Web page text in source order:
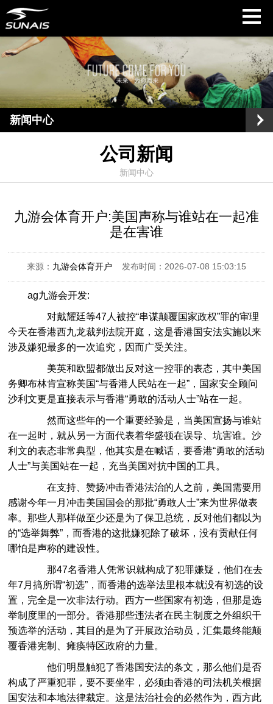
新闻中心
公司新闻
新闻中心
九游会体育开户:美国声称与谁站在一起准
是在害谁
来源： 九游会体育开户 发布时间：2026-07-08 15:03:15
ag九游会开发:
对戴耀廷等47人被控“串谋颠覆国家政权”罪的审理
今天在香港西九龙裁判法院开庭，这是香港国安法实施以来
涉及嫌犯最多的一次追究，因而广受关注。
美英和欧盟都做出反对这一控罪的表态，其中美国
务卿布林肯宣称美国“与香港人民站在一起”，国家安全顾问
沙利文更是直接表示与香港“勇敢的活动人士”站在一起。
然而这些年的一个重要经验是，当美国宣扬与谁站
在一起时，就从另一方面代表着华盛顿在误导、坑害谁。沙
利文的表态非常典型，他其实是在喊话，要香港“勇敢的活动
人士”与美国站在一起，充当美国对抗中国的工具。
在支持、赞扬冲击香港法治的人之前，美国需要用
感谢今年一月冲击美国国会的那批“勇敢人士”来为世界做表
率。那些人那样做至少还是为了保卫总统，反对他们都以为
的“选举舞弊”，而香港的这批嫌犯除了破坏，没有贡献任何
哪怕是声称的建设性。
那47名香港人凭常识就构成了犯罪嫌疑，他们在去
年7月搞所谓“初选”，而香港的选举法里根本就没有初选的设
置，完全是一次非法行动。西方一些国家有初选，但那是选
举制度里的一部分。香港那些违法者在民主制度之外组织干
预选举的活动，其目的是为了开展政治动员，汇集最终能颠
覆香港宪制、瘫痪特区政府的力量。
他们明显触犯了香港国安法的条文，那么他们是否
构成了严重犯罪，要不要坐牢，必须由香港的司法机关根据
国安法和本地法律裁定。这是法治社会的必然作为，西方此